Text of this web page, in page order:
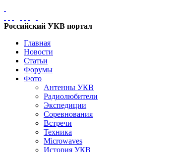
Российский УКВ портал
Главная
Новости
Статьи
Форумы
Фото
Антенны УКВ
Радиолюбители
Экспедиции
Соревнования
Встречи
Техника
Microwaves
История УКВ